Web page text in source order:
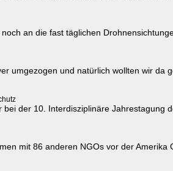
an die fast täglichen
umgezogen und natürlich wollten wir da
der 10. Interdisziplinäre Jahrestagung
mit 86 anderen NGOs vor der Amerika